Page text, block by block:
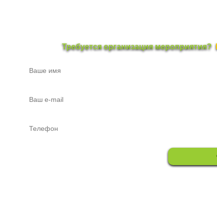
Требуется организация мероприятия?